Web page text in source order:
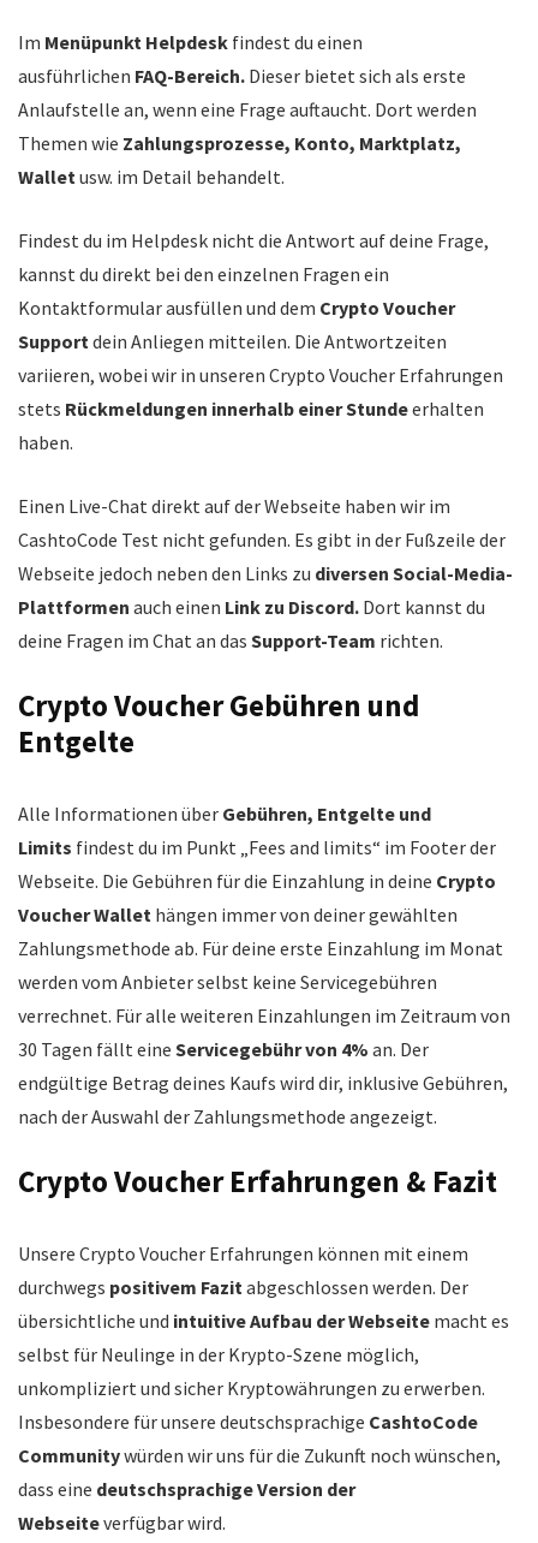
Im Menüpunkt Helpdesk findest du einen
ausführlichen FAQ-Bereich. Dieser bietet sich als erste
Anlaufstelle an, wenn eine Frage auftaucht. Dort werden
Themen wie Zahlungsprozesse, Konto, Marktplatz,
Walletusw. im Detail behandelt.
Findest du im Helpdesk nicht die Antwort auf deine Frage,
kannst du direkt bei den einzelnen Fragen ein
Kontaktformular ausfüllen und dem Crypto Voucher
Supportdein Anliegen mitteilen. Die Antwortzeiten
variieren, wobei wir in unseren Crypto Voucher Erfahrungen
stets Rückmeldungen innerhalb einer Stundeerhalten
haben.
Einen Live-Chat direkt auf der Webseite haben wir im
CashtoCode Test nicht gefunden. Es gibt in der Fußzeile der
Webseite jedoch neben den Links zu diversen Social-Media-
Plattformen auch einen Link zu Discord. Dort kannst du
deine Fragen im Chat an das Support-Team richten.
Crypto Voucher Gebühren und
Entgelte
Alle Informationen über Gebühren, Entgelte und
Limits findest du im Punkt „Fees and limits“ im Footer der
Webseite. Die Gebühren für die Einzahlung in deine Crypto
Voucher Wallet hängen immer von deiner gewählten
Zahlungsmethode ab. Für deine erste Einzahlung im Monat
werden vom Anbieter selbst keine Servicegebühren
verrechnet. Für alle weiteren Einzahlungen im Zeitraum von
30 Tagen fällt eine Servicegebühr von 4% an. Der
endgültige Betrag deines Kaufs wird dir, inklusive Gebühren,
nach der Auswahl der Zahlungsmethode angezeigt.
Crypto Voucher Erfahrungen & Fazit
Unsere Crypto Voucher Erfahrungen können mit einem
durchwegs positivem Fazitabgeschlossen werden. Der
übersichtliche und intuitive Aufbau der Webseite macht es
selbst für Neulinge in der Krypto-Szene möglich,
unkompliziert und sicher Kryptowährungen zu erwerben.
Insbesondere für unsere deutschsprachige CashtoCode
Communitywürden wir uns für die Zukunft noch wünschen,
dass eine deutschsprachige Version der
Webseiteverfügbar wird.